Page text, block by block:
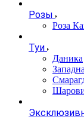
Розы
Роза
Туи
Даника